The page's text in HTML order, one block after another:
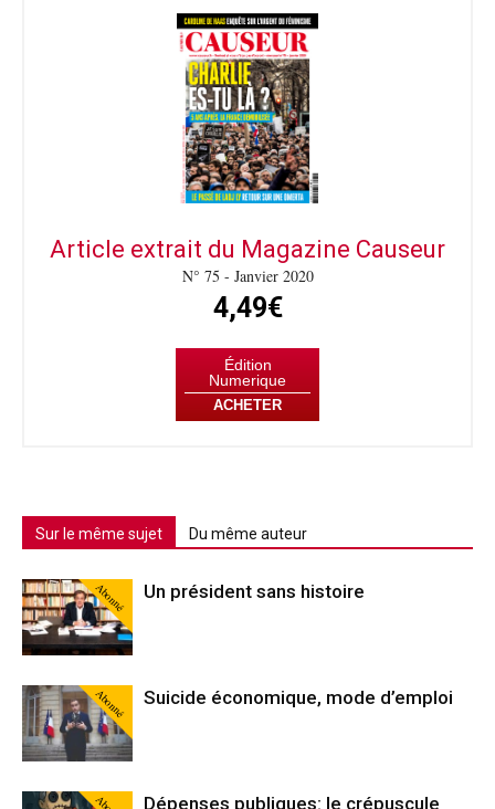
Article extrait du Magazine Causeur
N° 75 - Janvier 2020
4,49€
Édition
Numerique
ACHETER
Sur le même sujet Du même auteur
Abonné Un président sans histoire
Abonné Suicide économique, mode d’emploi
Dépenses publiques: le crépuscule